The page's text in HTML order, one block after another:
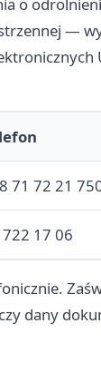
o
—
71 72 21
17 06
dany